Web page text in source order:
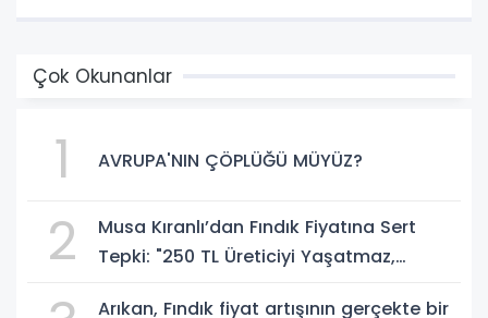
Çok Okunanlar
1 AVRUPA'NIN ÇÖPLÜĞÜ MÜYÜZ?
2
Musa Kıranlı’dan Fındık Fiyatına Sert
Tepki: "250 TL Üreticiyi Yaşatmaz,
Arıkan, Fındık fiyat artışının gerçekte bir